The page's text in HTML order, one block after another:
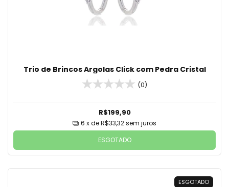
Trio de Brincos Argolas Click com Pedra Cristal
(0)
R$199,90
6 x deR$33,32sem juros
ESGOTADO
ESGOTADO